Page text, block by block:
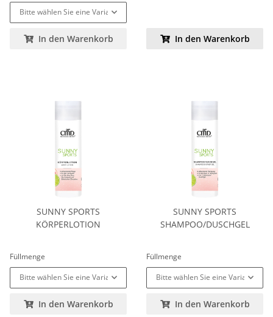
Bitte wählen Sie eine Variation.
In den Warenkorb In den Warenkorb
SUNNY SPORTS
KÖRPERLOTION
Füllmenge
Bitte wählen Sie eine Variation.
In den Warenkorb
SUNNY SPORTS
SHAMPOO/DUSCHGEL
Füllmenge
Bitte wählen Sie eine Variation.
In den Warenkorb